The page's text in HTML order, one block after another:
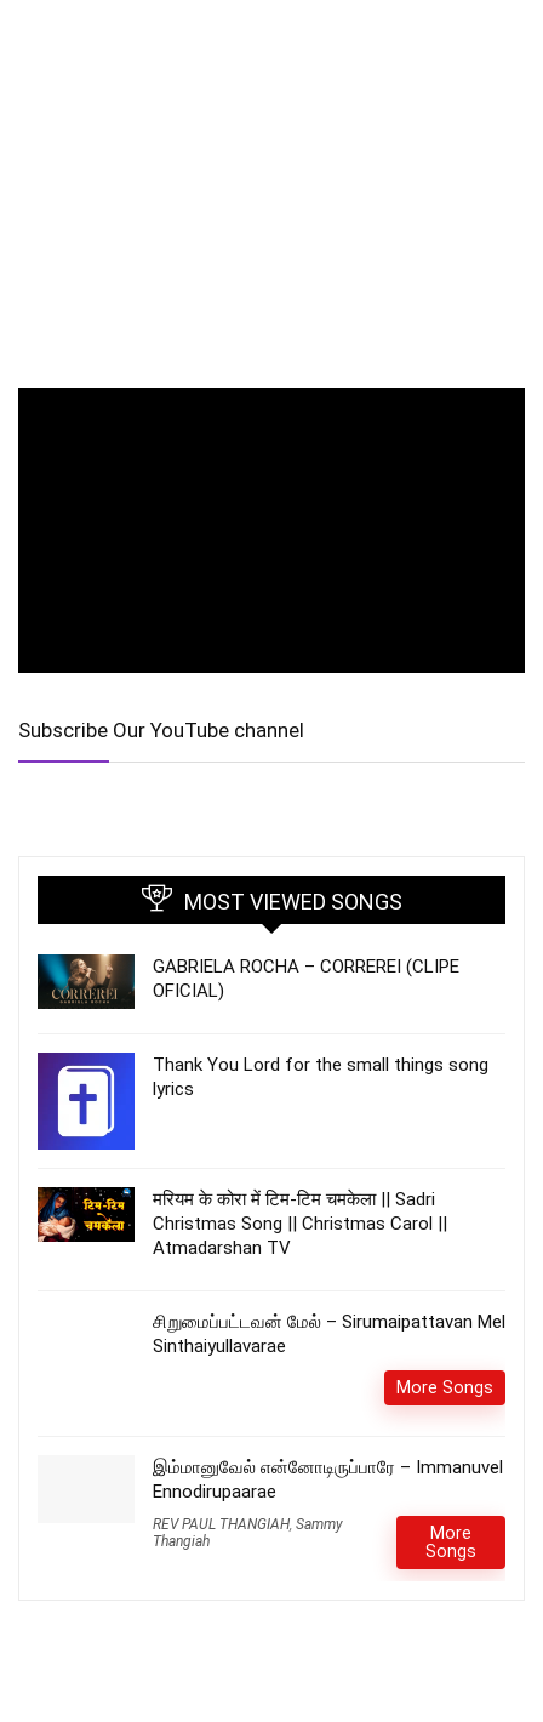
Subscribe Our YouTube channel
MOST VIEWED SONGS
GABRIELA ROCHA – CORREREI (CLIPE
OFICIAL)
Thank You Lord for the small things song
lyrics
मरियम के कोरा में टिम-टिम चमकेला || Sadri
Christmas Song || Christmas Carol ||
Atmadarshan TV
சிறுமைப்பட்டவன் மேல் – Sirumaipattavan Mel
Sinthaiyullavarae
More Songs
இம்மானுவேல் என்னோடிருப்பாரே – Immanuvel
Ennodirupaarae
REV PAUL THANGIAH Sammy
Thangiah
More
Songs